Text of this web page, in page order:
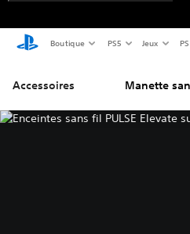
Boutique PS5 Jeux
Accessoires Manette